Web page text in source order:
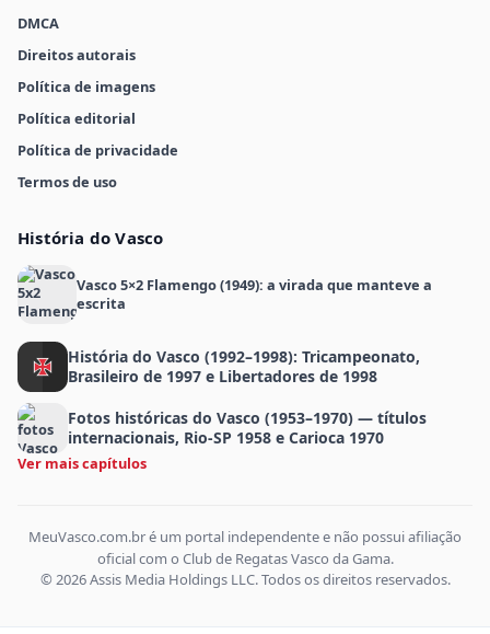
DMCA
Direitos autorais
Política de imagens
Política editorial
Política de privacidade
Termos de uso
História do Vasco
Vasco 5×2 Flamengo (1949): a virada que manteve a
escrita
História do Vasco (1992–1998): Tricampeonato,
Brasileiro de 1997 e Libertadores de 1998
Fotos históricas do Vasco (1953–1970) — títulos
internacionais, Rio-SP 1958 e Carioca 1970
Ver mais capítulos
MeuVasco.com.br é um portal independente e não possui afiliação
oficial com o Club de Regatas Vasco da Gama.
© 2026 Assis Media Holdings LLC. Todos os direitos reservados.